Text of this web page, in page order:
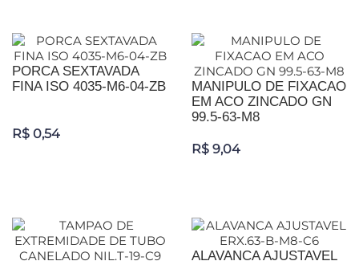
PORCA SEXTAVADA
FINA ISO 4035-M6-04-ZB
R$ 0,54
MANIPULO DE FIXACAO
EM ACO ZINCADO GN
99.5-63-M8
R$ 9,04
ALAVANCA AJUSTAVEL